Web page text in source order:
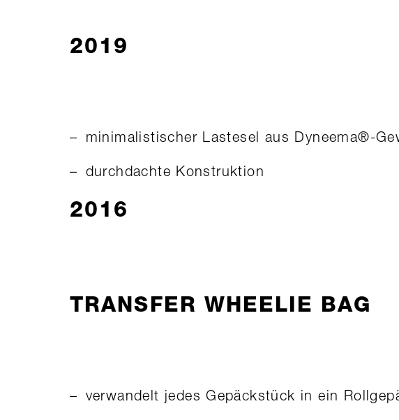
2019
minimalistischer Lastesel aus Dyneema®-
durchdachte Konstruktion
2016
TRANSFER WHEELIE BAG
verwandelt jedes Gepäckstück in ein